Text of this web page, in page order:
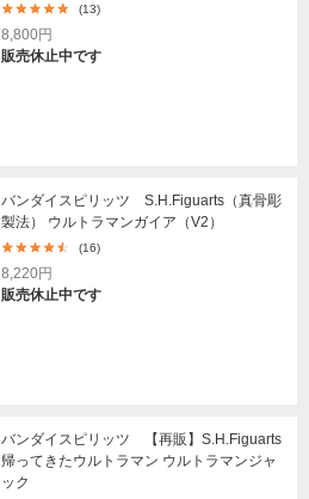
(13)
8,800円
販売休止中です
バンダイスピリッツ S.H.Figuarts（真骨彫
製法） ウルトラマンガイア（V2）
(16)
8,220円
販売休止中です
バンダイスピリッツ 【再販】S.H.Figuarts
帰ってきたウルトラマン ウルトラマンジャ
ック